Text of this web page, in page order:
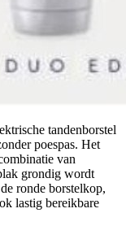
tandenborstel
poespas. Het
van
grondig wordt
ronde borstelkop,
lastig bereikbare